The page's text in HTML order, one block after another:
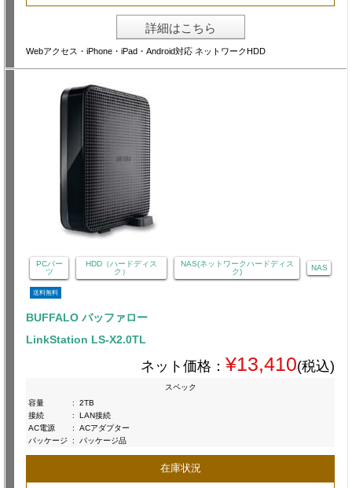
詳細はこちら
Webアクセス・iPhone・iPad・Android対応 ネットワークHDD
PCパー
ツ
HDD（ハードディス
ク）
NAS(ネットワークハードディス
ク)
NAS
送料無料
BUFFALO バッファロー
LinkStation LS-X2.0TL
ネット価格： ¥13,410(税込)
スペック
容量
:
2TB
接続
:
LAN接続
AC電源
:
ACアダプター
パッケージ
: パッケージ品
在庫状況